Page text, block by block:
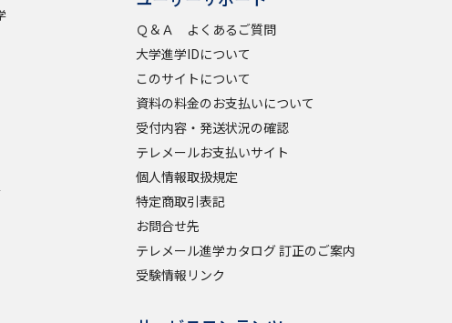
付内容・発送状況の確認 テレメールお支払いサイト
テレメール進学カタログ 訂正のご案内
Ｑ＆Ａ よくあるご質問
大学進学IDについて
このサイトについて
資料の料金のお支払いについて
受付内容・発送状況の確認
テレメールお支払いサイト
個人情報取扱規定
特定商取引表記
お問合せ先
テレメール進学カタログ 訂正のご案内
受験情報リンク